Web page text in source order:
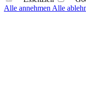
Alle annehmenAlle